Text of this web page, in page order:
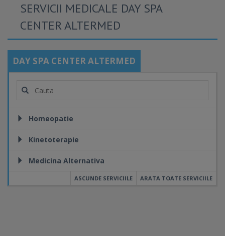
SERVICII MEDICALE DAY SPA
CENTER ALTERMED
DAY SPA CENTER ALTERMED
Homeopatie
Kinetoterapie
Medicina Alternativa
ARATA TOATE SERVICIILE
ASCUNDE SERVICIILE